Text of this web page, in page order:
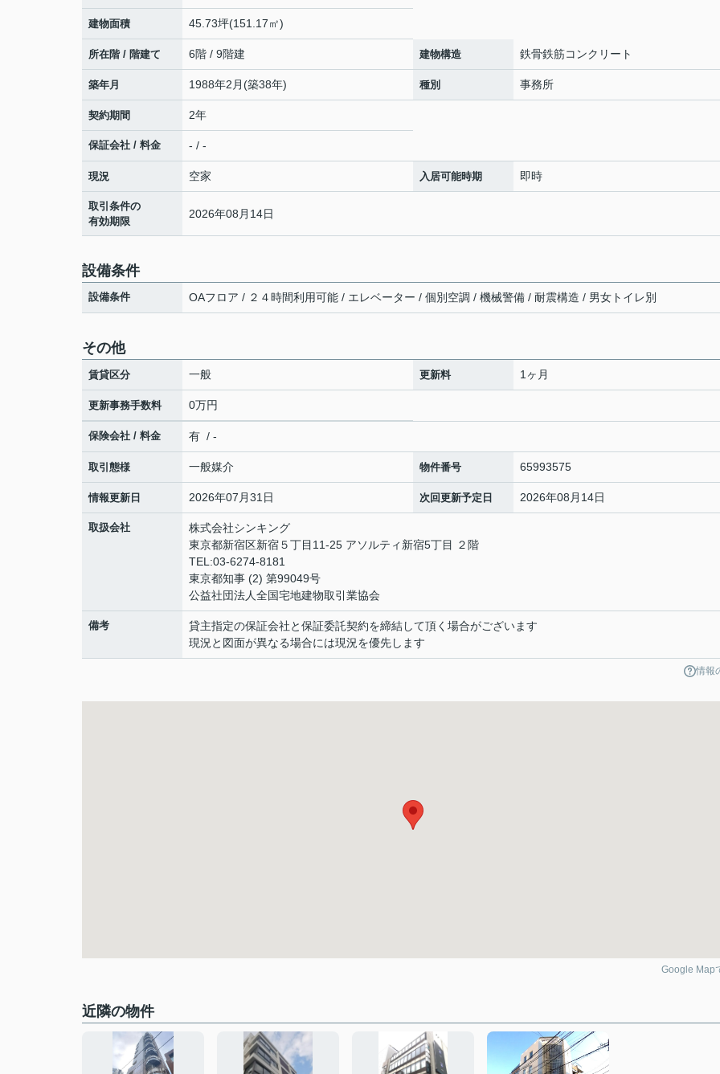
建物面積 45.73坪(151.17㎡)
所在階 / 階建て 6階 / 9階建 建物構造 鉄骨鉄筋コンクリート
築年月 1988年2月(築38年) 種別 事務所
契約期間 2年
保証会社 / 料金 - / -
現況 空家 入居可能時期 即時
取引条件の
有効期限
2026年08月14日
設備条件
設備条件 OAフロア / ２４時間利用可能 / エレベーター / 個別空調 / 機械警備 / 耐震構造 / 男女トイレ別
その他
賃貸区分 一般 更新料 1ヶ月
更新事務手数料 0万円
保険会社 / 料金 有 / -
取引態様 一般媒介 物件番号 65993575
情報更新日 2026年07月31日 次回更新予定日 2026年08月14日
取扱会社
株式会社シンキング
東京都新宿区新宿５丁目11-25 アソルティ新宿5丁目 ２階
TEL:03-6274-8181
東京都知事 (2) 第99049号
公益社団法人全国宅地建物取引業協会
備考
貸主指定の保証会社と保証委託契約を締結して頂く場合がございます
現況と図面が異なる場合には現況を優先します
情報
Google Map
近隣の物件